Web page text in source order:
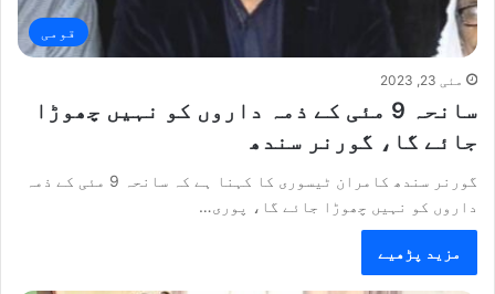
قومی
مئی 23, 2023
سانحہ 9 مئی کے ذمہ داروں کو نہیں چھوڑا
جائے گا، گورنر سندھ
گورنر سندھ کامران ٹیسوری کا کہنا ہے کہ سانحہ 9 مئی کے ذمہ
داروں کو نہیں چھوڑا جائے گا، پوری…
مزید پڑھیے